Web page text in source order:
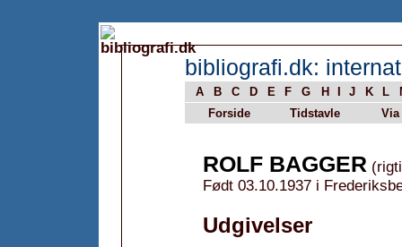
bibliografi.dk:
A B C D E F G H J K L
Forside
Tidstavle Via
ROLF BAGGER
Født 03.10.1937 i
Udgivelser